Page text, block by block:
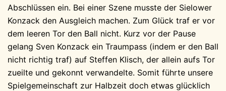
Abschlüssen ein. Bei einer Szene musste der Sielower
Konzack den Ausgleich machen. Zum Glück traf er vor
dem leeren Tor den Ball nicht. Kurz vor der Pause
gelang Sven Konzack ein Traumpass (indem er den Ball
nicht richtig traf) auf Steffen Klisch, der allein aufs Tor
zueilte und gekonnt verwandelte. Somit führte unsere
Spielgemeinschaft zur Halbzeit doch etwas glücklich